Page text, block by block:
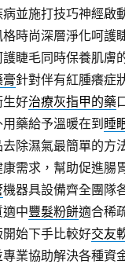
並施打技巧神經啟
時尚深層淨化呵護
護睫毛同時保養肌膚
針對伴有紅腫癢症
生好治療灰指甲的藥
藥給予溫暖在到睡
除濕氣最簡單的方
需求，幫助促進腸
機器具設備齊全團隊
中豐髮粉餅適合稀
始下手比較好交友
業協助解決各種資